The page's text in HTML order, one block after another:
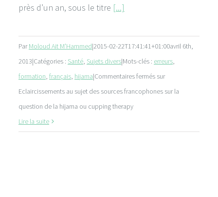
près d’un an, sous le titre [...]
ParMoloud Ait M'Hammed|2015-02-22T17:41:41+01:00avril 6th,
2013|Catégories : Santé, Sujets divers|Mots-clés : erreurs,
formation, français, hijama|Commentaires fermés sur
Eclaircissements au sujet des sources francophones sur la
question de la hijama ou cupping therapy
Lire la suite